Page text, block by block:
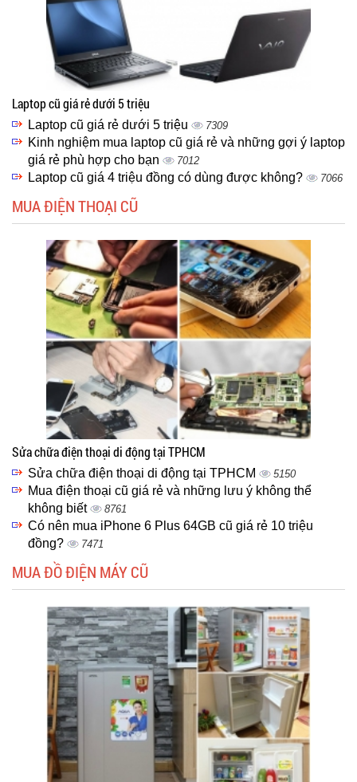
Laptop cũ giá rẻ dưới 5 triệu
Laptop cũ giá rẻ dưới 5 triệu 7309
Kinh nghiệm mua laptop cũ giá rẻ và những gợi ý laptop
giá rẻ phù hợp cho bạn
7012
Laptop cũ giá 4 triệu đồng có dùng được không? 7066
MUA ĐIỆN THOẠI CŨ
Sửa chữa điện thoại di động tại TPHCM
Sửa chữa điện thoại di động tại TPHCM 5150
Mua điện thoại cũ giá rẻ và những lưu ý không thể
không biết
8761
Có nên mua iPhone 6 Plus 64GB cũ giá rẻ 10 triệu
đồng?
7471
MUA ĐỒ ĐIỆN MÁY CŨ